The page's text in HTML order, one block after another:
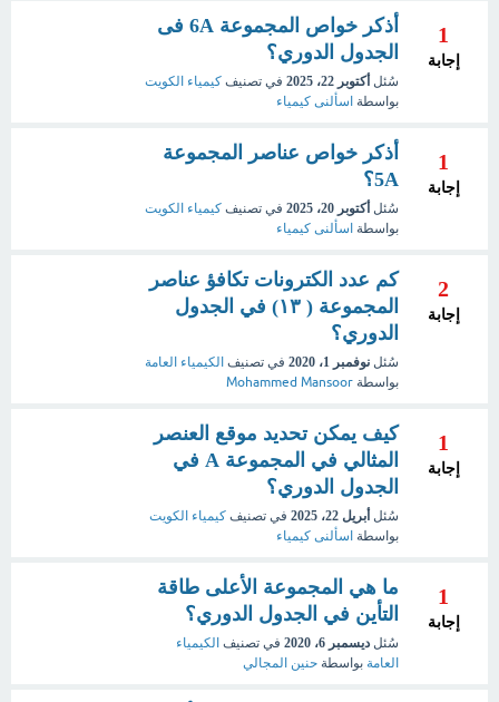
1
إجابة
أذكر خواص المجموعة 6A فى
الجدول الدوري؟
سُئل أكتوبر 22، 2025 في تصنيف كيمياء الكويت
بواسطة اسألنى كيمياء
1
إجابة
أذكر خواص عناصر المجموعة
5A؟
سُئل أكتوبر 20، 2025 في تصنيف كيمياء الكويت
بواسطة اسألنى كيمياء
2
إجابة
كم عدد الكترونات تكافؤ عناصر
المجموعة ( ١٣) في الجدول
الدوري؟
سُئل نوفمبر 1، 2020 في تصنيف الكيمياء العامة
بواسطة Mohammed Mansoor
1
إجابة
كيف يمكن تحديد موقع العنصر
المثالي في المجموعة A في
الجدول الدوري؟
سُئل أبريل 22، 2025 في تصنيف كيمياء الكويت
بواسطة اسألنى كيمياء
1
إجابة
ما هي المجموعة الأعلى طاقة
التأين في الجدول الدوري؟
سُئل ديسمبر 6، 2020 في تصنيف الكيمياء
العامة بواسطة حنين المجالي